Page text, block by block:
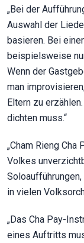
„Bei der
Auswahl der
basieren. Bei
beispielsweise
Wenn der
man
Eltern zu
dichten muss.“
„Cham Rieng
Volkes
in vielen
„Das Cha Pay-
eines Auftritts